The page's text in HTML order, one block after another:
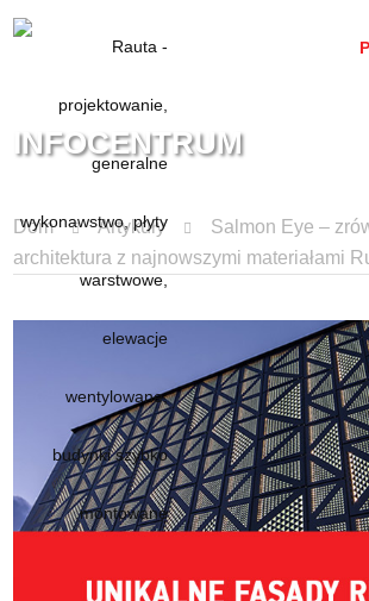
INFOCENTRUM
Dom Artykuły
Salmon Eye –
architektura z najnowszymi materiałami